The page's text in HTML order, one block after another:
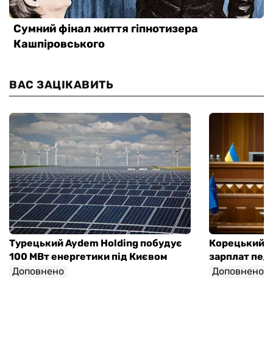
ВАС ЗАЦІКАВИТЬ
Турецький Aydem Holding побудує
100 МВт енергетики під Києвом
Доповнено
Корецький
зарплат
Доповнено